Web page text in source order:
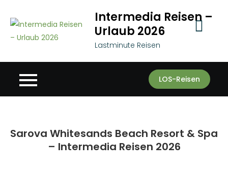
content
Intermedia Reisen –
Urlaub 2026
Lastminute Reisen
LOS-Reisen
Sarova Whitesands Beach Resort & Spa
– Intermedia Reisen 2026